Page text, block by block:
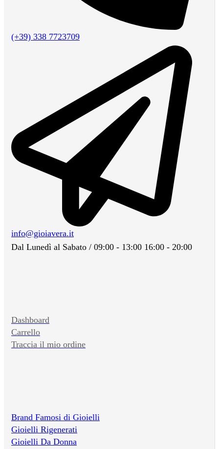
(+39) 338 7723709
info@gioiavera.it
Dal Lunedì al Sabato / 09:00 - 13:00 16:00 - 20:00
Dashboard
Carrello
Traccia il mio ordine
Brand Famosi di Gioielli
Gioielli Rigenerati
Gioielli Da Donna